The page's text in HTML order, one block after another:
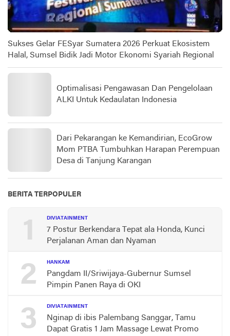
Sukses Gelar FESyar Sumatera 2026 Perkuat Ekosistem
Halal, Sumsel Bidik Jadi Motor Ekonomi Syariah Regional
Optimalisasi Pengawasan Dan Pengelolaan
ALKI Untuk Kedaulatan Indonesia
Dari Pekarangan ke Kemandirian, EcoGrow
Mom PTBA Tumbuhkan Harapan Perempuan
Desa di Tanjung Karangan
BERITA TERPOPULER
1 DIVIATAINMENT
7 Postur Berkendara Tepat ala Honda, Kunci
Perjalanan Aman dan Nyaman
2 HANKAM
Pangdam II/Sriwijaya-Gubernur Sumsel
Pimpin Panen Raya di OKI
3 DIVIATAINMENT
Nginap di ibis Palembang Sanggar, Tamu
Dapat Gratis 1 Jam Massage Lewat Promo